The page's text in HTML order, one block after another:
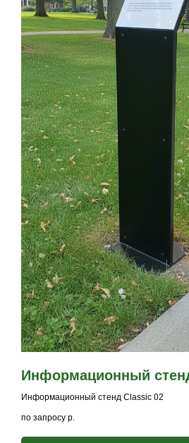
Информационный
Информационный стенд Classic 02
по запросу р.